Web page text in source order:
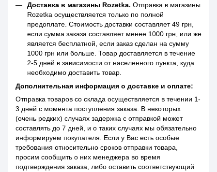
Доставка в магазины Rozetka. Отправка в магазины
Rozetka осуществляется только по полной
предоплате. Стоимость доставки составляет 49 грн,
если сумма заказа составляет менее 1000 грн, или же
является бесплатной, если заказ сделан на сумму
1000 грн или больше. Товар доставляется в течение
2-5 дней в зависимости от населенного пункта, куда
необходимо доставить товар.
Дополнительная информация о доставке и оплате:
Отправка товаров со склада осуществляется в течении 1-
3 дней с момента поступления заказа. В некоторых
(очень редких) случаях задержка с отправкой может
составлять до 7 дней, и о таких случаях мы обязательно
информируем покупателя. Если у Вас есть особые
требования относительно сроков отправки товара,
просим сообщить о них менеджера во время
подтверждения заказа, либо оставить соответствующий